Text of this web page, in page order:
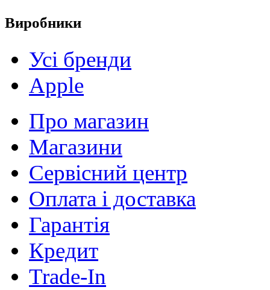
Виробники
Усі бренди
Apple
Про магазин
Магазини
Сервісний центр
Оплата і доставка
Гарантія
Кредит
Trade-In